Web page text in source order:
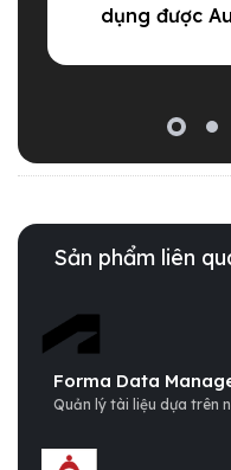
dụng được
Sản phẩm liên
Forma Data
Quản lý tài liệu dựa trên